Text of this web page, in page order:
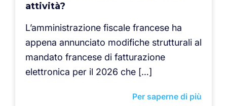
attività?
L’amministrazione fiscale francese ha
appena annunciato modifiche strutturali al
mandato francese di fatturazione
elettronica per il 2026 che […]
Per saperne di più